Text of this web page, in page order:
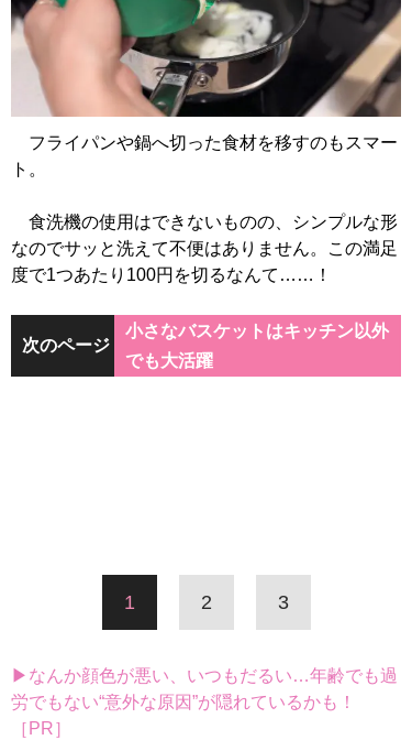
フライパンや鍋へ切った食材を移すのもスマー
ト。
食洗機の使用はできないものの、シンプルな形
なのでサッと洗えて不便はありません。この満足
度で1つあたり100円を切るなんて……！
次のページ
小さなバスケットはキッチン以外
でも大活躍
1 2 3
▶なんか顔色が悪い、いつもだるい…年齢でも過
労でもない“意外な原因”が隠れているかも！
［PR］